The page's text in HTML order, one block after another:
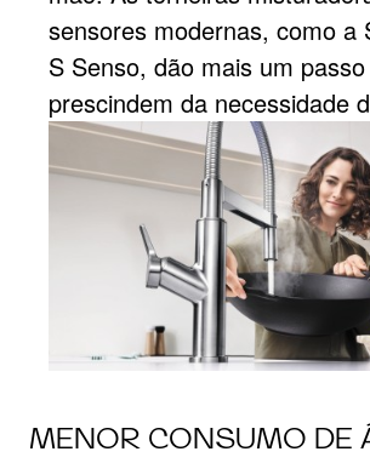
sensores modernas, como a
S Senso, dão mais um
prescindem da necessidade
MENOR CONSUMO DE